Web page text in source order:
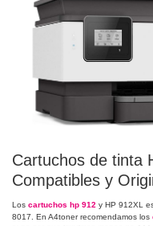
Cartuchos de tinta
Compatibles y
Los cartuchos hp 912 y HP 912XL
8017. En A4toner recomendamos los